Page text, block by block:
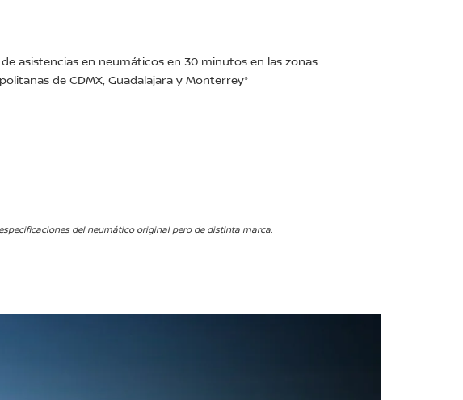
asistencias en neumáticos en 30 minutos en las zonas
de CDMX, Guadalajara y Monterrey*
del neumático original pero de distinta marca.